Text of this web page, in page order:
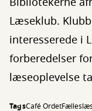
Læseklub.
interesserede i
forberedelser
læseoplevelse
TagsCafé Ordet